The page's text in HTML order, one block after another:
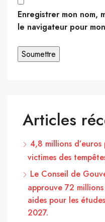
Enregistrer mon nom,
le navigateur pour
Articles
4,8 millions
victimes des
Le Conseil de
approuve 72
aides pour les
2027.